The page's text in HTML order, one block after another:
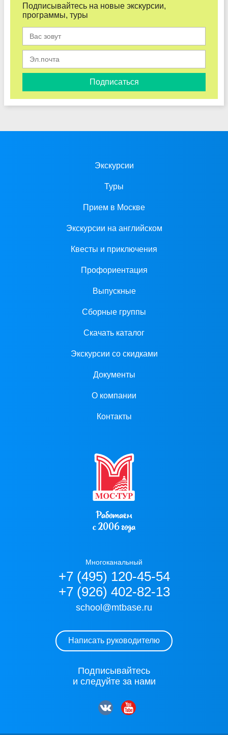
Подписывайтесь на новые экскурсии,
программы, туры
Подписаться
Экскурсии
Туры
Прием в Москве
Экскурсии на английском
Квесты и приключения
Профориентация
Выпускные
Сборные группы
Скачать каталог
Экскурсии со скидками
Документы
О компании
Контакты
Работаем
с 2006 года
Многоканальный
+7 (495) 120-45-54
+7 (926) 402-82-13
school@mtbase.ru
Написать руководителю
Подписывайтесь
и следуйте за нами